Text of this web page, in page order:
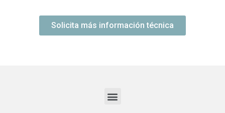
Solicita más información técnica